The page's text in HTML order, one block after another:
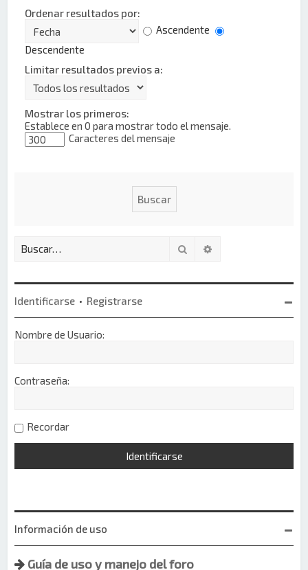
Ordenar resultados por:
Ascendente
Descendente
Limitar resultados previos a:
Mostrar los primeros:
Establece en 0 para mostrar todo el mensaje.
Caracteres del mensaje
Buscar
Identificarse • Registrarse
Nombre de Usuario:
Contraseña:
Recordar
Información de uso
Guía de uso y manejo del foro